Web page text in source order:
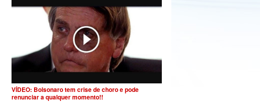
VÍDEO: Bolsonaro tem crise de choro e pode
renunciar a qualquer momento!!